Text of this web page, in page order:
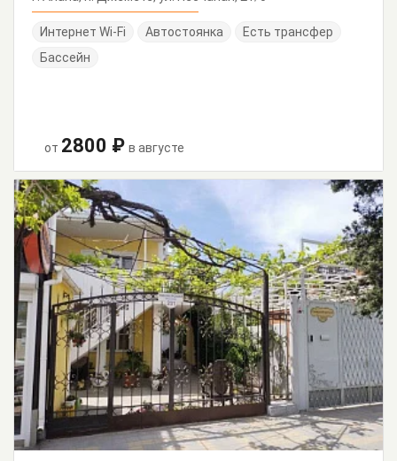
Интернет Wi-Fi Автостоянка
Есть трансфер
Бассейн
от 2800 ₽ в августе